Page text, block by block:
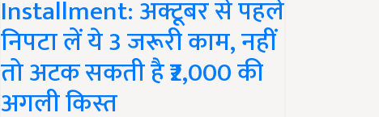
Installment: अक्टूबर से पहले
निपटा लें ये 3 जरूरी काम, नहीं
तो अटक सकती है ₹2,000 की
अगली किस्त